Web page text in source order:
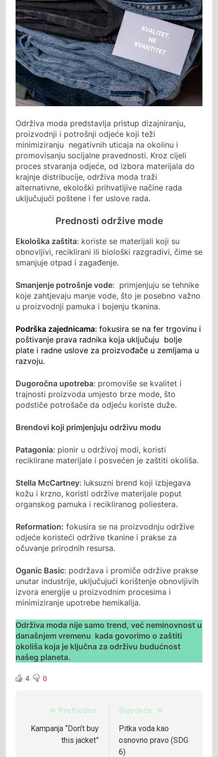
Održiva moda predstavlja pristup dizajniranju,
proizvodnji i potrošnji odjeće koji teži
minimiziranju negativnih uticaja na okolinu i
promovisanju socijalne pravednosti. Kroz cijeli
proces stvaranja odjeće, od izbora materijala do
krajnje distribucije, održiva moda traži
alternativne, ekološki prihvatljive načine rada
uključujući poštene i fer uslove rada.
Prednosti održive mode
Ekološka zaštita: koriste se materijali koji su
obnovljivi, reciklirani ili biološki razgradivi, čime se
smanjuje otpad i zagađenje.
Smanjenje potrošnje vode: primjenjuju se tehnike
koje zahtjevaju manje vode, što je posebno važno
u proizvodnji pamuka i bojenju tkanina.
Podrška zajednicama: fokusira se na fer trgovinu i
poštivanje prava radnika koja uključuju bolje
plate i radne uslove za proizvođače u zemljama u
razvoju.
Dugoročna upotreba: promoviše se kvalitet i
trajnosti proizvoda umjesto brze mode, što
podstiče potrošače da odjeću koriste duže.
Brendovi koji primjenjuju održivu modu
Patagonia: pionir u održivoj modi, koristi
reciklirane materijale i posvećen je zaštiti okoliša.
Stella McCartney: luksuzni brend koji izbjegava
kožu i krzno, koristi održive materijale poput
organskog pamuka i recikliranog poliestera.
Reformation: fokusira se na proizvodnju održive
odjeće koristeći održive tkanine i prakse za
očuvanje prirodnih resursa.
Oganic Basic: podržava i promiče održive prakse
unutar industrije, uključujući korištenje obnovljivih
izvora energije u proizvodnim procesima i
minimiziranje upotrebe hemikalija.
Održiva moda nije samo trend, već neminovnost u
današnjem vremenu kada govorimo o zaštiti
okoliša koja je ključna za održivu budućnost
našeg planeta.
4 0
Prethodno:
Kampanja “Don’t buy
this jacket”
Slijedeće:
Pitka voda kao
osnovno pravo (SDG
6)